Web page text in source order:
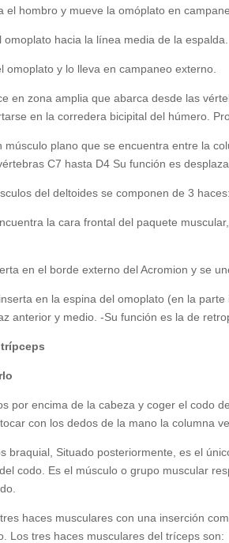
el hombro y mueve la omóplato en
omoplato hacia la línea media de la espalda.
omoplato y lo lleva en campaneo externo.
en zona amplia que abarca desde las
en la corredera bicipital del húmero.
músculo plano que se encuentra entre la
C7 hasta D4 Su función es
del deltoides se componen de 3 haces:
la cara frontal del paquete
en el borde externo del Acromion y se
en la espina del omoplato (en la
anterior y medio. -Su función es la de
por encima de la cabeza y coger el codo
con los dedos de la mano la columna
braquial, Situado posteriormente, es el
codo. Es el músculo o grupo muscular
haces musculares con una inserción
Los tres haces musculares del tríceps son: